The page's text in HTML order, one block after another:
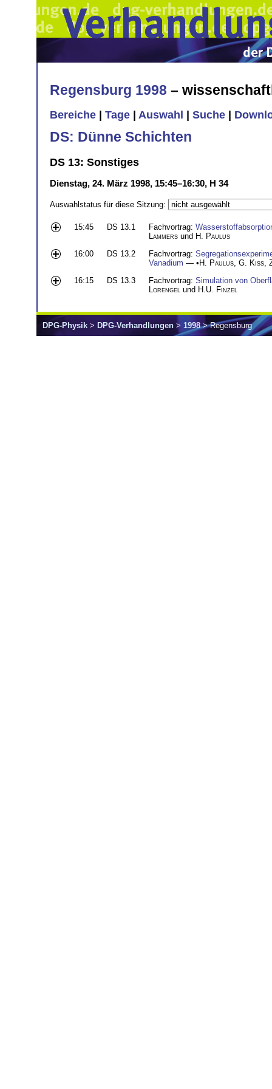
Regensburg 1998 –
Bereiche Tage Auswahl Suche
DS: Dünne Schichten
DS 13: Sonstiges
Dienstag, 24. März 1998, 15:45–16:30, H 34
Auswahlstatus für diese Sitzung:
15:45 DS 13.1 Fachvortrag:
Lammers und H. Paulus
16:00
DS 13.2 Fachvortrag:
Vanadium — •H. Paulus G. Kiss
16:15
DS 13.3 Fachvortrag: Simulation von
Lorengel und H.U. Finzel
DPG-Physik > DPG-Verhandlungen > 1998> Regensburg